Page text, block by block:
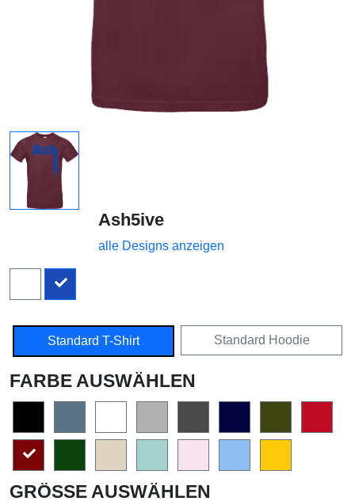
Ash5ive
alle Designs anzeigen
Standard T-Shirt Standard Hoodie
FARBE AUSWÄHLEN
GRÖSSE AUSWÄHLEN